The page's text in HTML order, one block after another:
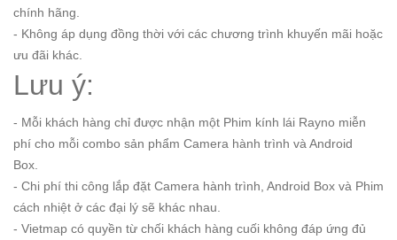
chính hãng.
- Không áp dụng đồng thời với các chương trình khuyến mãi hoặc
ưu đãi khác.
Lưu ý:
- Mỗi khách hàng chỉ được nhận một Phim kính lái Rayno miễn
phí cho mỗi combo sản phẩm Camera hành trình và Android
Box.
- Chi phí thi công lắp đặt Camera hành trình, Android Box và Phim
cách nhiệt ở các đại lý sẽ khác nhau.
- Vietmap có quyền từ chối khách hàng cuối không đáp ứng đủ